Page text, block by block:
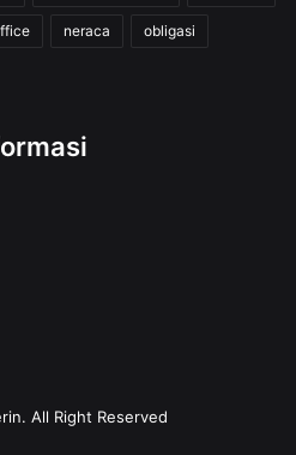
neraca obligasi
. All Right Reserved